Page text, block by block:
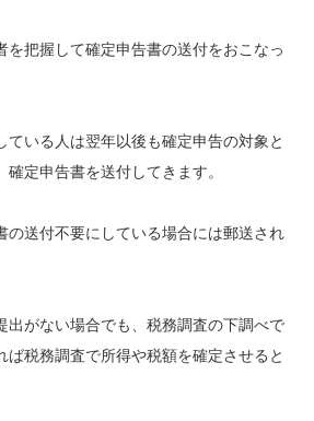
を把握して確定申告書の送付をおこなっ
ている人は翌年以後も確定申告の対象と
確定申告書を送付してきます。
送付不要にしている場合には郵送され
出がない場合でも、税務調査の下調べで
ば税務調査で所得や税額を確定させると